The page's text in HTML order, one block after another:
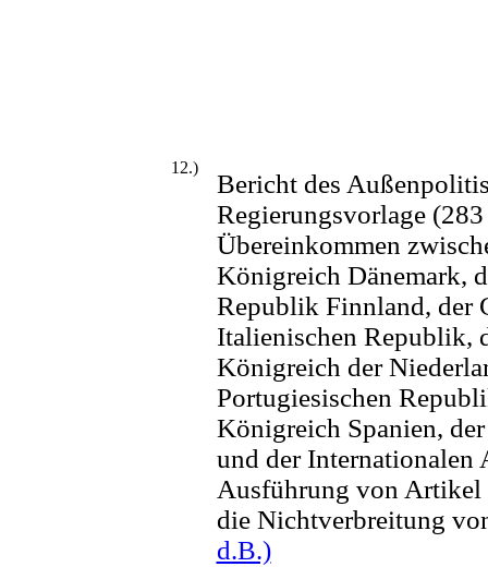
12.)
Bericht des
Regierungsvorlage
Übereinkommen
Königreich Dänemark,
Republik Finnland, der
Italienischen Republik,
Königreich der
Portugiesischen
Königreich Spanien,
und der Internationalen
Ausführung von Artikel
die Nichtverbreitung
d.B.)